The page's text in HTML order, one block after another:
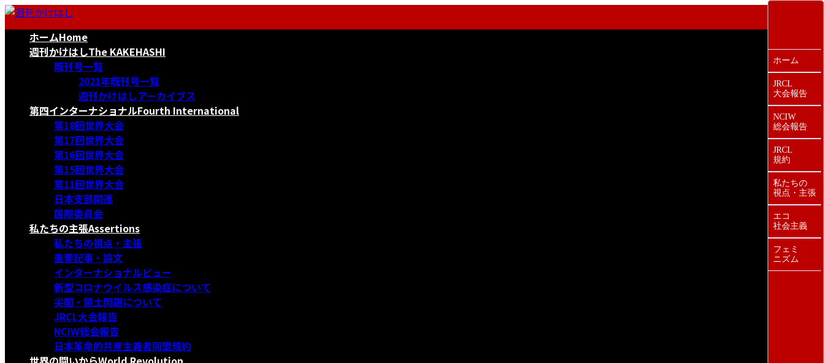
コ
ナ
ホームHome
週刊かけはしThe KAKEHASHI
既刊号一覧
2021年既刊号一覧
週刊かけはしアーカイブス
第四インターナショナルFourth International
第18回世界大会
第17回世界大会
第16回世界大会
第15回世界大会
第11回世界大会
日本支部関連
国際委員会
私たちの主張Assertions
私たちの視点・主張
重要記事・論文
インターナショナルビュー
新型コロナウイルス感染症について
尖閣・領土問題について
JRCL大会報告
NCIW総会報告
日本革命的共産主義者同盟規約
ホーム
JRCL
大会報告
NCIW
総会報告
JRCL
規約
私たちの
視点・主張
エコ
社会主義
フェミ
ニズム